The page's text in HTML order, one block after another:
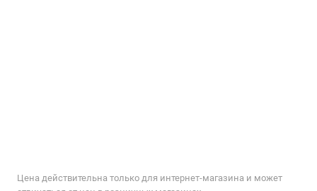
Цена действительна только для интернет-магазина и может